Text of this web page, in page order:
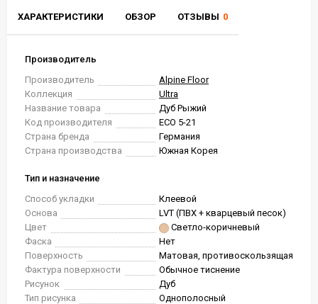
ХАРАКТЕРИСТИКИ ОБЗОР ОТЗЫВЫ 0
Производитель
Производитель
Alpine Floor
Коллекция
Ultra
Название товара
Дуб Рыжий
Код производителя
ECO 5-21
Страна бренда
Германия
Страна производства
Южная Корея
Тип и назначение
Способ укладки
Клеевой
Основа
LVT (ПВХ + кварцевый песок)
Цвет
Светло-коричневый
Фаска
Нет
Поверхность
Матовая, противоскользящая
Фактура поверхности
Обычное тиснение
Рисунок
Дуб
Тип рисунка
Однополосный